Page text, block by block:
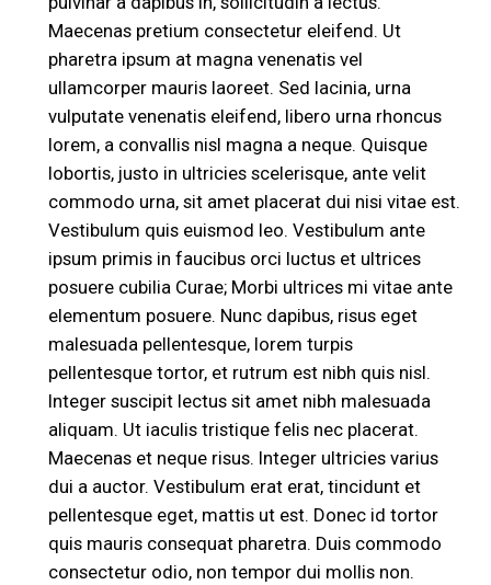
Maecenas pretium consectetur eleifend. Ut
pharetra ipsum at magna venenatis vel
ullamcorper mauris laoreet. Sed lacinia, urna
vulputate venenatis eleifend, libero urna rhoncus
lorem, a convallis nisl magna a neque. Quisque
lobortis, justo in ultricies scelerisque, ante velit
commodo urna, sit amet placerat dui nisi vitae est.
Vestibulum quis euismod leo. Vestibulum ante
ipsum primis in faucibus orci luctus et ultrices
posuere cubilia Curae; Morbi ultrices mi vitae ante
elementum posuere. Nunc dapibus, risus eget
malesuada pellentesque, lorem turpis
pellentesque tortor, et rutrum est nibh quis nisl.
Integer suscipit lectus sit amet nibh malesuada
aliquam. Ut iaculis tristique felis nec placerat.
Maecenas et neque risus. Integer ultricies varius
dui a auctor. Vestibulum erat erat, tincidunt et
pellentesque eget, mattis ut est. Donec id tortor
quis mauris consequat pharetra. Duis commodo
consectetur odio, non tempor dui mollis non.